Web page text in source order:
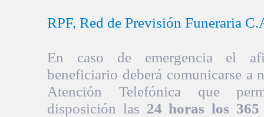
RPF, Red de Previsión Funeraria
En caso de emergencia el
beneficiario deberá comunicarse a
Atención Telefónica que
disposición las 24 horas los